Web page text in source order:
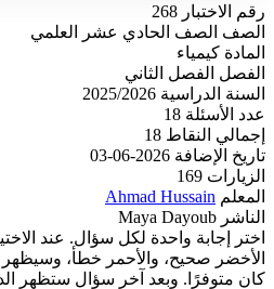
رقم الاختبار 268
الصف
الصف الحادي عشر العلمي
المادة كيمياء
الفصل
الفصل الثاني
السنة الدراسية 2025/2026
عدد الأسئلة 18
إجمالي النقاط 18
تاريخ الإضافة 2026-06-03
الزيارات 169
المعلم Ahmad Hussain
الناشر Maya Dayoub
اختر إجابة واحدة لكل سؤال. عند
الأخضر صحيح، والأحمر خطأ، وسيظهر
كان متوفرًا. وبعد آخر سؤال ستظهر